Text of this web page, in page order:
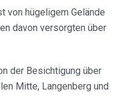
von hügeligem Gelände
davon versorgten über
der Besichtigung über
Mitte, Langenberg und